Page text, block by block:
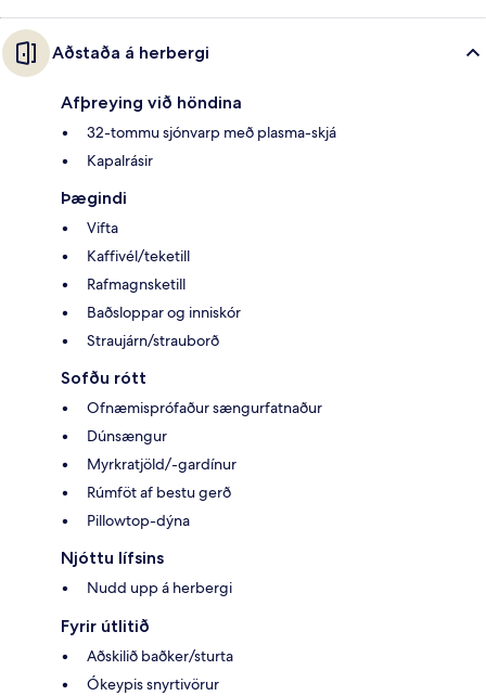
Aðstaða á herbergi
Afþreying við höndina
32-tommu sjónvarp með plasma-skjá
Kapalrásir
Þægindi
Vifta
Kaffivél/teketill
Rafmagnsketill
Baðsloppar og inniskór
Straujárn/strauborð
Sofðu rótt
Ofnæmisprófaður sængurfatnaður
Dúnsængur
Myrkratjöld/-gardínur
Rúmföt af bestu gerð
Pillowtop-dýna
Njóttu lífsins
Nudd upp á herbergi
Fyrir útlitið
Aðskilið baðker/sturta
Ókeypis snyrtivörur